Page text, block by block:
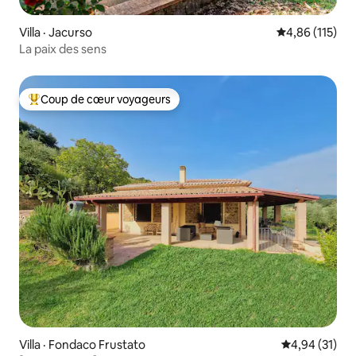
Villa · Jacurso Note
4,86 (115)
La paix des sens
Coup de cœur voyageurs parmi les plus aimés
Coup de cœur voyageurs
Villa · Fondaco Frustato Note
4,94 (31)